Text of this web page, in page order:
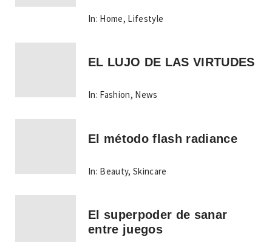
In: Home, Lifestyle
EL LUJO DE LAS VIRTUDES
In: Fashion, News
El método flash radiance
In: Beauty,Skincare
El superpoder de sanar
entre juegos